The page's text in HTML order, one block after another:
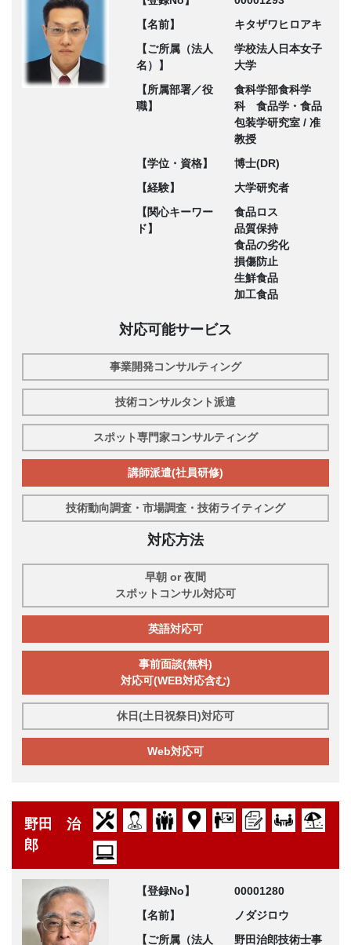
【名前】
キタザワヒロアキ
【ご所属（法人
名）】
学校法人日本女子
大学
【所属部署／役
職】
食科学部食科学
科 食品学・食品
包装学研究室 / 准
教授
【学位・資格】
博士(DR)
【経験】
大学研究者
【関心キーワー
ド】
食品ロス
品質保持
食品の劣化
損傷防止
生鮮食品
加工食品
対応可能サービス
事業開発コンサルティング
技術コンサルタント派遣
スポット専門家コンサルティング
講師派遣(社員研修)
技術動向調査・市場調査・技術ライティング
対応方法
早朝 or 夜間
スポットコンサル対応可
英語対応可
事前面談(無料)
対応可(WEB対応含む)
休日(土日祝祭日)対応可
Web対応可
野田 治
郎
【登録No】
00001280
【名前】
ノダジロウ
【ご所属（法人
野田治郎技術士事